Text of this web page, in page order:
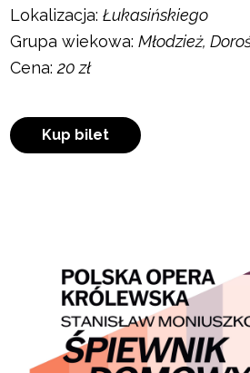
Lokalizacja:Łukasińskiego
Grupa wiekowa:Młodzież,
Cena:20 zł
Kup bilet